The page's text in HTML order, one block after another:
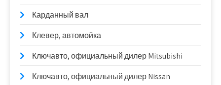
Карданный вал
Клевер, автомойка
Ключавто, официальный дилер Mitsubishi
Ключавто, официальный дилер Nissan